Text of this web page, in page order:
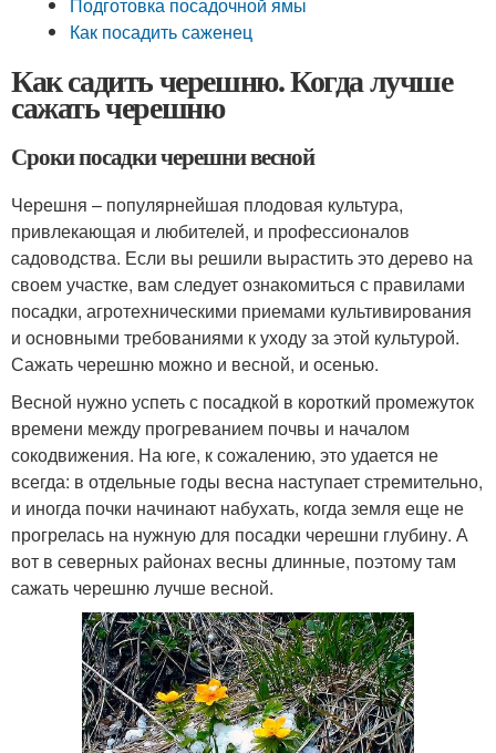
Как посадить саженец
Как садить черешню. Когда лучше
сажать черешню
Сроки посадки черешни весной
Черешня – популярнейшая плодовая культура,
привлекающая и любителей, и профессионалов
садоводства. Если вы решили вырастить это дерево на
своем участке, вам следует ознакомиться с правилами
посадки, агротехническими приемами культивирования
и основными требованиями к уходу за этой культурой.
Сажать черешню можно и весной, и осенью.
Весной нужно успеть с посадкой в короткий промежуток
времени между прогреванием почвы и началом
сокодвижения. На юге, к сожалению, это удается не
всегда: в отдельные годы весна наступает стремительно,
и иногда почки начинают набухать, когда земля еще не
прогрелась на нужную для посадки черешни глубину. А
вот в северных районах весны длинные, поэтому там
сажать черешню лучше весной.